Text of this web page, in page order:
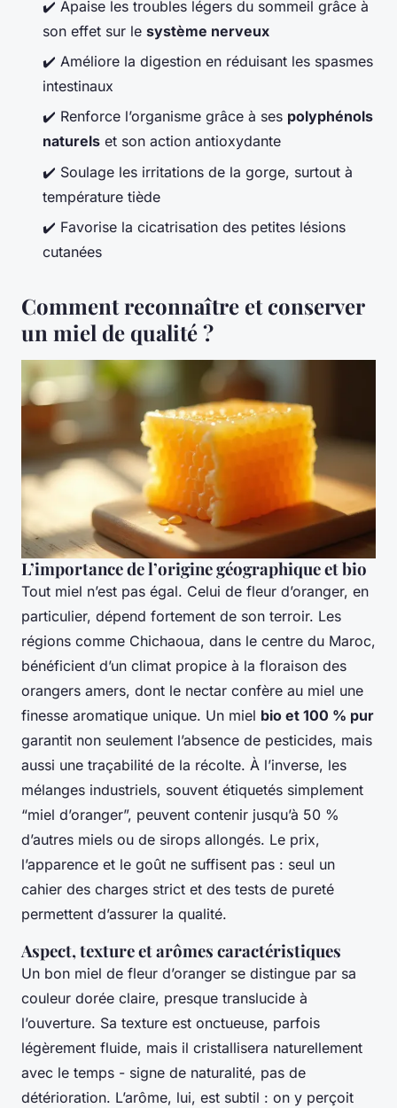
✔️ Apaise les troubles légers du sommeil grâce à
son effet sur le système nerveux
✔️ Améliore la digestion en réduisant les spasmes
intestinaux
✔️ Renforce l’organisme grâce à ses polyphénols
naturels et son action antioxydante
✔️ Soulage les irritations de la gorge, surtout à
température tiède
✔️ Favorise la cicatrisation des petites lésions
cutanées
Comment reconnaître et conserver
un miel de qualité ?
L’importance de l’origine géographique et bio
Tout miel n’est pas égal. Celui de fleur d’oranger, en
particulier, dépend fortement de son terroir. Les
régions comme Chichaoua, dans le centre du Maroc,
bénéficient d’un climat propice à la floraison des
orangers amers, dont le nectar confère au miel une
finesse aromatique unique. Un miel bio et 100 % pur
garantit non seulement l’absence de pesticides, mais
aussi une traçabilité de la récolte. À l’inverse, les
mélanges industriels, souvent étiquetés simplement
“miel d’oranger”, peuvent contenir jusqu’à 50 %
d’autres miels ou de sirops allongés. Le prix,
l’apparence et le goût ne suffisent pas : seul un
cahier des charges strict et des tests de pureté
permettent d’assurer la qualité.
Aspect, texture et arômes caractéristiques
Un bon miel de fleur d’oranger se distingue par sa
couleur dorée claire, presque translucide à
l’ouverture. Sa texture est onctueuse, parfois
légèrement fluide, mais il cristallisera naturellement
avec le temps - signe de naturalité, pas de
détérioration. L’arôme, lui, est subtil : on y perçoit